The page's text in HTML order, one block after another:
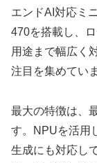
エンドAI対応ミ
470を搭載し、
用途まで幅広く
注目を集めてい
最大の特徴は、
す。NPUを活用
生成にも対応し